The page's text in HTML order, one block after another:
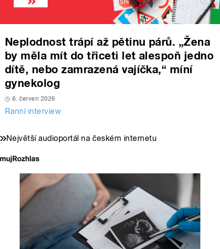
Neplodnost trápí až pětinu párů. „Žena
by měla mít do třiceti let alespoň jedno
dítě, nebo zamrazená vajíčka,“ míní
gynekolog
6. červen 2026
Ranní interview
Největší audioportál na českém internetu